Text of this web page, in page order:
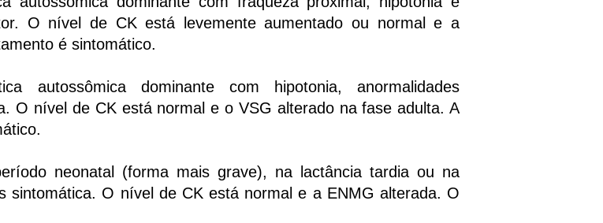
O nível de CK está levemente aumentado ou normal e a
é sintomático.
autossômica dominante com hipotonia, anormalidades
O nível de CK está normal e o VSG alterado na fase adulta. A
neonatal (forma mais grave), na lactância tardia ou na
sintomática. O nível de CK está normal e a ENMG alterada. O